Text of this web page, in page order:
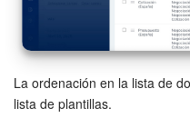
La ordenación en la lista de
lista de plantillas.